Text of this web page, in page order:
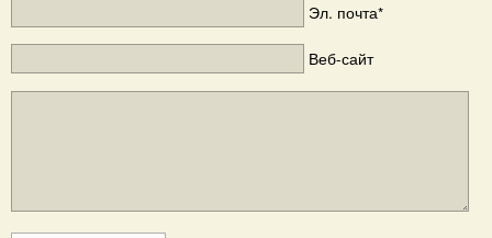
Эл. почта*
Веб-сайт